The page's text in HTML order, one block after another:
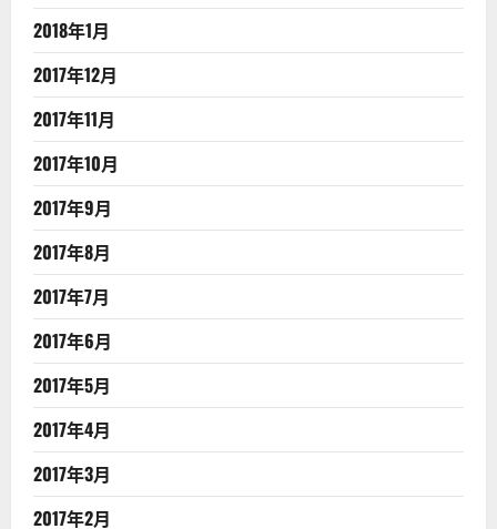
2018年1月
2017年12月
2017年11月
2017年10月
2017年9月
2017年8月
2017年7月
2017年6月
2017年5月
2017年4月
2017年3月
2017年2月